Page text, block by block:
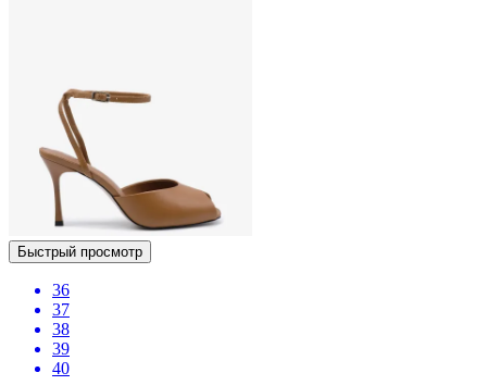
Быстрый просмотр
36
37
38
39
40